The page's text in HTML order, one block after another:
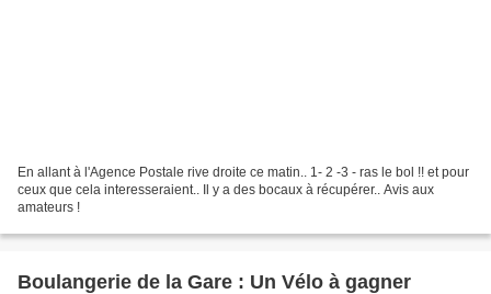
En allant à l'Agence Postale rive droite ce matin.. 1- 2 -3 - ras le bol !! et pour
ceux que cela interesseraient.. Il y a des bocaux à récupérer.. Avis aux
amateurs !
Boulangerie de la Gare : Un Vélo à gagner